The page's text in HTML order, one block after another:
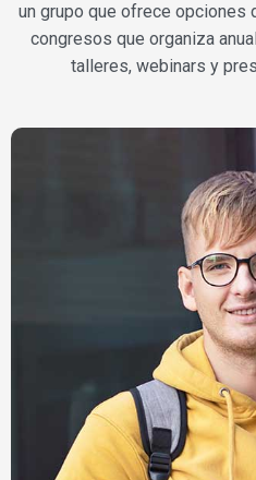
un grupo que ofrece opciones
congresos que organiza
talleres, webinars y